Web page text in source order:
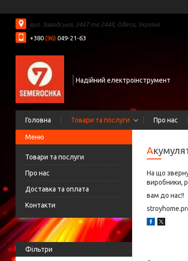
вул. Заводська, 2447 та 2448, Одеса, Україна
+380 (96) 049-21-63
Надійний електроінструмент
Головна Товари та послуги Про нас
Товари та послуги
Про нас
Доставка та оплата
Контакти
Фільтри
На що
виробники,
вам до нас!!